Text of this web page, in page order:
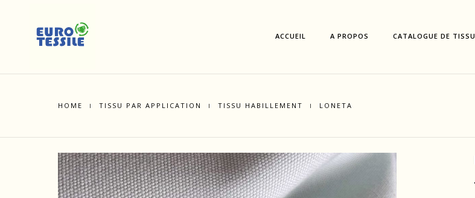
ACCUEIL A PROPOS CATALOGUE DE TISSU
HOME TISSU PAR APPLICATION TISSU HABILLEMENT LONETA